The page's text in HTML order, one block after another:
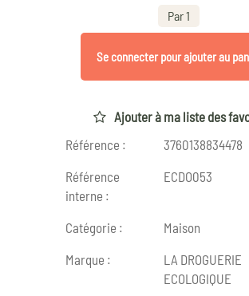
Par 1
Se connecter pour ajouter au
Ajouter à ma liste des
Référence :
3760138834478
Référence
interne :
ECDO053
Catégorie :
Maison
Marque :
LA DROGUERIE
ECOLOGIQUE